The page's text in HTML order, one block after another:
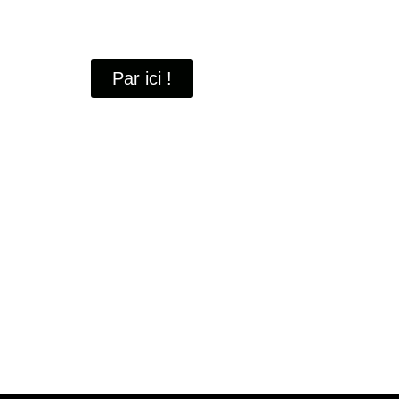
Par ici !